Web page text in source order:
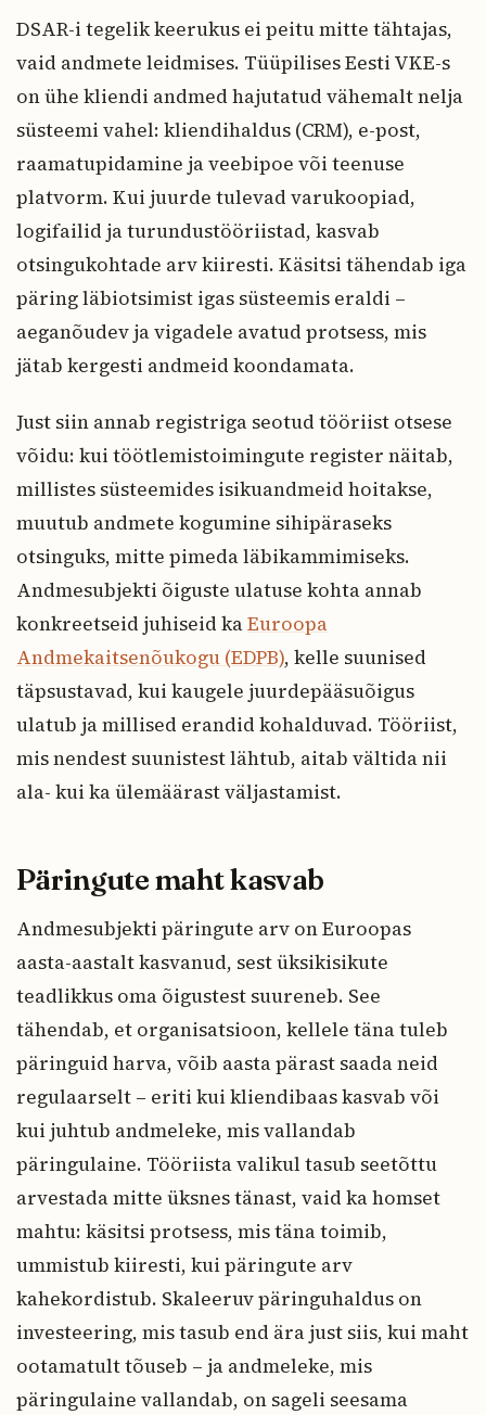
DSAR-i tegelik keerukus ei peitu mitte tähtajas,
vaid andmete leidmises. Tüüpilises Eesti VKE-s
on ühe kliendi andmed hajutatud vähemalt nelja
süsteemi vahel: kliendihaldus (CRM), e-post,
raamatupidamine ja veebipoe või teenuse
platvorm. Kui juurde tulevad varukoopiad,
logifailid ja turundustööriistad, kasvab
otsingukohtade arv kiiresti. Käsitsi tähendab iga
päring läbiotsimist igas süsteemis eraldi –
aeganõudev ja vigadele avatud protsess, mis
jätab kergesti andmeid koondamata.
Just siin annab registriga seotud tööriist otsese
võidu: kui töötlemistoimingute register näitab,
millistes süsteemides isikuandmeid hoitakse,
muutub andmete kogumine sihipäraseks
otsinguks, mitte pimeda läbikammimiseks.
Andmesubjekti õiguste ulatuse kohta annab
konkreetseid juhiseid kaEuroopa
Andmekaitsenõukogu (EDPB), kelle suunised
täpsustavad, kui kaugele juurdepääsuõigus
ulatub ja millised erandid kohalduvad. Tööriist,
mis nendest suunistest lähtub, aitab vältida nii
ala- kui ka ülemäärast väljastamist.
Päringute maht kasvab
Andmesubjekti päringute arv on Euroopas
aasta-aastalt kasvanud, sest üksikisikute
teadlikkus oma õigustest suureneb. See
tähendab, et organisatsioon, kellele täna tuleb
päringuid harva, võib aasta pärast saada neid
regulaarselt – eriti kui kliendibaas kasvab või
kui juhtub andmeleke, mis vallandab
päringulaine. Tööriista valikul tasub seetõttu
arvestada mitte üksnes tänast, vaid ka homset
mahtu: käsitsi protsess, mis täna toimib,
ummistub kiiresti, kui päringute arv
kahekordistub. Skaleeruv päringuhaldus on
investeering, mis tasub end ära just siis, kui maht
ootamatult tõuseb – ja andmeleke, mis
päringulaine vallandab, on sageli seesama